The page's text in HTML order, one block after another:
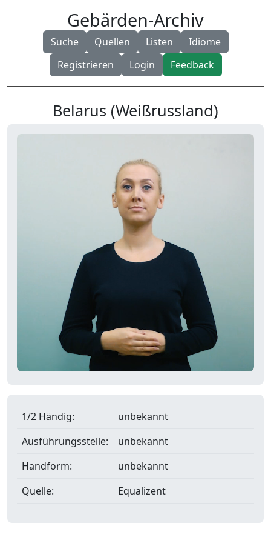
Gebärden-Archiv
Suche Quellen Listen
Idiome
Registrieren
Login Feedback
Belarus (Weißrussland)
1/2 Händig:
unbekannt
Ausführungsstelle:
unbekannt
Handform:
unbekannt
Quelle:
Equalizent